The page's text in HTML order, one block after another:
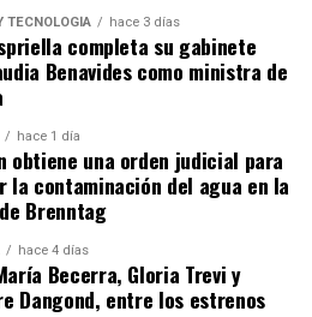
TECNOLOGÍA hace 3 días
completa su gabinete
Benavides como ministra de
hace 1 día
obtiene una orden judicial para
la contaminación del agua en la
Brenntag
hace 4 días
Becerra, Gloria Trevi y
Dangond, entre los estrenos